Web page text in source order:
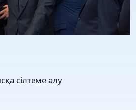
сілтеме алу